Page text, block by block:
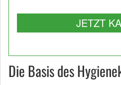
JETZT
Die Basis des